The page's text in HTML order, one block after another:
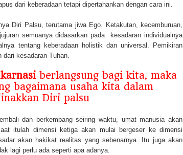
dari keberadaan tetapi dipertahankan dengan cara ini.
Diri Palsu, terutama jiwa Ego. Ketakutan, kecemburuan,
semuanya didasarkan pada kesadaran individualnya
tentang keberadaan holistik dan universal. Pemikiran
kesadaran Tuhan.
berlangsung bagi kita, maka
bagaimana usaha kita dalam
Diri palsu
dan berkembang seiring waktu, umat manusia akan
itulah dimensi ketiga akan mulai bergeser ke dimensi
akan hakikat realitas yang sebenarnya. Itu juga akan
lagi perlu ada seperti apa adanya.